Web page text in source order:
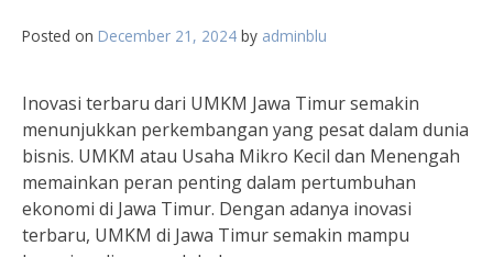
Posted on December 21, 2024 by adminblu
Inovasi terbaru dari UMKM Jawa Timur semakin
menunjukkan perkembangan yang pesat dalam dunia
bisnis. UMKM atau Usaha Mikro Kecil dan Menengah
memainkan peran penting dalam pertumbuhan
ekonomi di Jawa Timur. Dengan adanya inovasi
terbaru, UMKM di Jawa Timur semakin mampu